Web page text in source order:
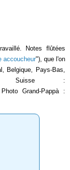
Notes flûtées
accoucheur"), que l'on
Belgique, Pays-Bas,
et Suisse :
Grand-Pappà :